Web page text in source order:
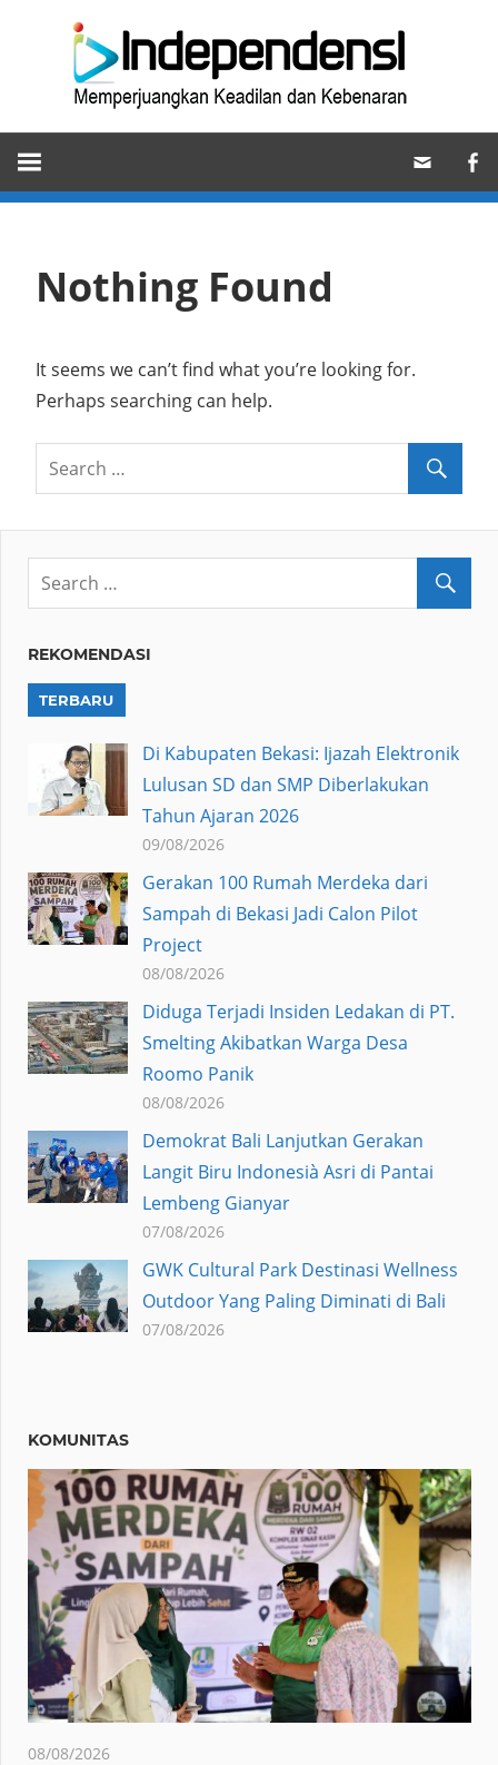
Memperjuangkan
Keadilan
dan
Nothing Found
It seems we can’t find what you’re looking for.
Perhaps searching can help.
REKOMENDASI
TERBARU
Di Kabupaten Bekasi: Ijazah Elektronik
Lulusan SD dan SMP Diberlakukan
Tahun Ajaran 2026
09/08/2026
Gerakan 100 Rumah Merdeka dari
Sampah di Bekasi Jadi Calon Pilot
Project
08/08/2026
Diduga Terjadi Insiden Ledakan di PT.
Smelting Akibatkan Warga Desa
Roomo Panik
08/08/2026
Demokrat Bali Lanjutkan Gerakan
Langit Biru Indonesià Asri di Pantai
Lembeng Gianyar
07/08/2026
GWK Cultural Park Destinasi Wellness
Outdoor Yang Paling Diminati di Bali
07/08/2026
KOMUNITAS
08/08/2026